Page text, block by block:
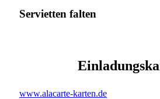
Servietten falten
www.alacarte-karten.de